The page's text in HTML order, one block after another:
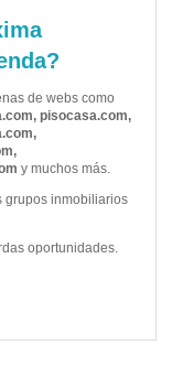
de webs como
pisocasa.com,
y muchos más.
grupos inmobiliarios
oportunidades.